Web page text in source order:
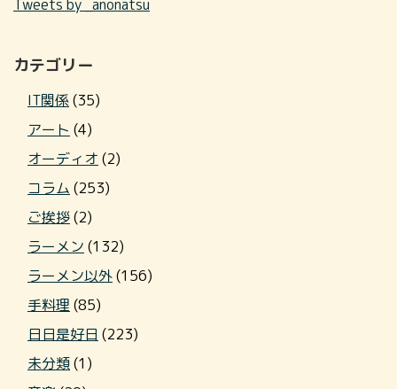
Tweets by _anonatsu
カテゴリー
IT関係(35)
アート (4)
オーディオ (2)
コラム (253)
ご挨拶(2)
ラーメン (132)
ラーメン以外(156)
手料理 (85)
日日是好日 (223)
未分類(1)